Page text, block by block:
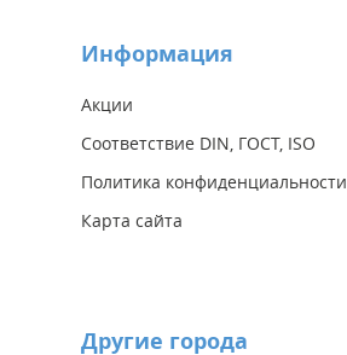
Информация
Акции
Соответствие DIN, ГОСТ, ISO
Политика конфиденциальности
Карта сайта
Другие города